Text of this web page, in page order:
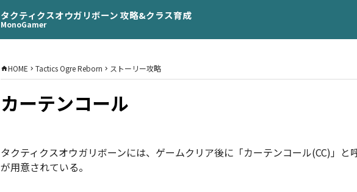
タクティクスオウガリボーン 攻略&クラス育成
MonoGamer
HOME Tactics Ogre Reborn ストーリー攻略
カーテンコール
タクティクスオウガリボーンには、ゲームクリア後に「カーテンコール(CC)」と
が用意されている。